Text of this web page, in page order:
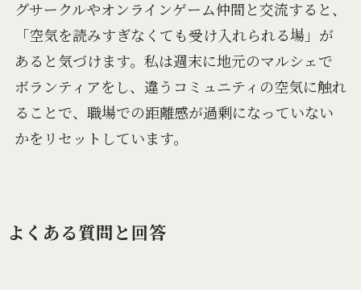
グサークルやオンラインゲーム仲間と交流すると、
「空気を読みすぎなくても受け入れられる場」が
あると気づけます。私は週末に地元のマルシェで
ボランティアをし、違うコミュニティの空気に触れ
ることで、職場での距離感が過剰になっていない
かをリセットしています。
よくある質問と回答